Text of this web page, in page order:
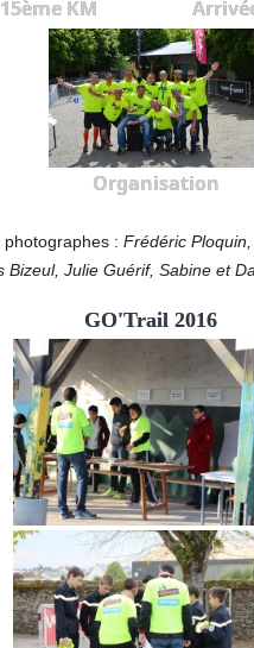
15ème KM
Organisation
photographes : Frédéric
Bizeul, Julie Guérif, Sabine et
GO'Trail 2016